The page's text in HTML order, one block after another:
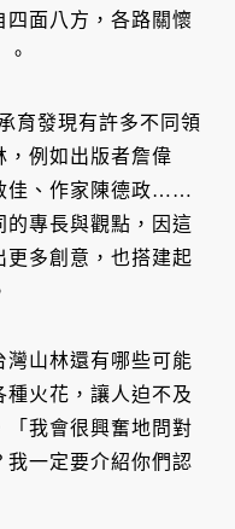
四面八方，各路關懷
育發現有許多不同領
，例如出版者詹偉
佳、作家陳德政……
的專長與觀點，因這
更多創意，也搭建起
山林還有哪些可能
火花，讓人迫不及
「我會很興奮地問對
我一定要介紹你們認